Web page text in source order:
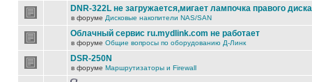
DNR-322L не загружается,мигает лампочка правого диска
в форуме Дисковые накопители NAS/SAN
Облачный сервис ru.mydlink.com не работает
в форуме Общие вопросы по оборудованию Д-Линк
DSR-250N
в форуме Маршрутизаторы и Firewall